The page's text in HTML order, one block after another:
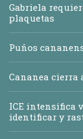
Gabriela
plaquetas
Puños
Cananea cierra
ICE intensifica
identificar y